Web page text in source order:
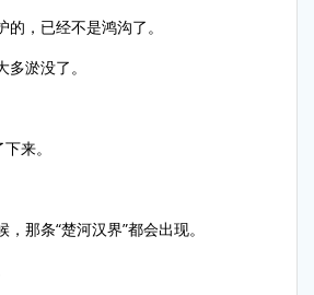
，已经不是鸿沟了。
淤没了。
来。
那条“楚河汉界”都会出现。